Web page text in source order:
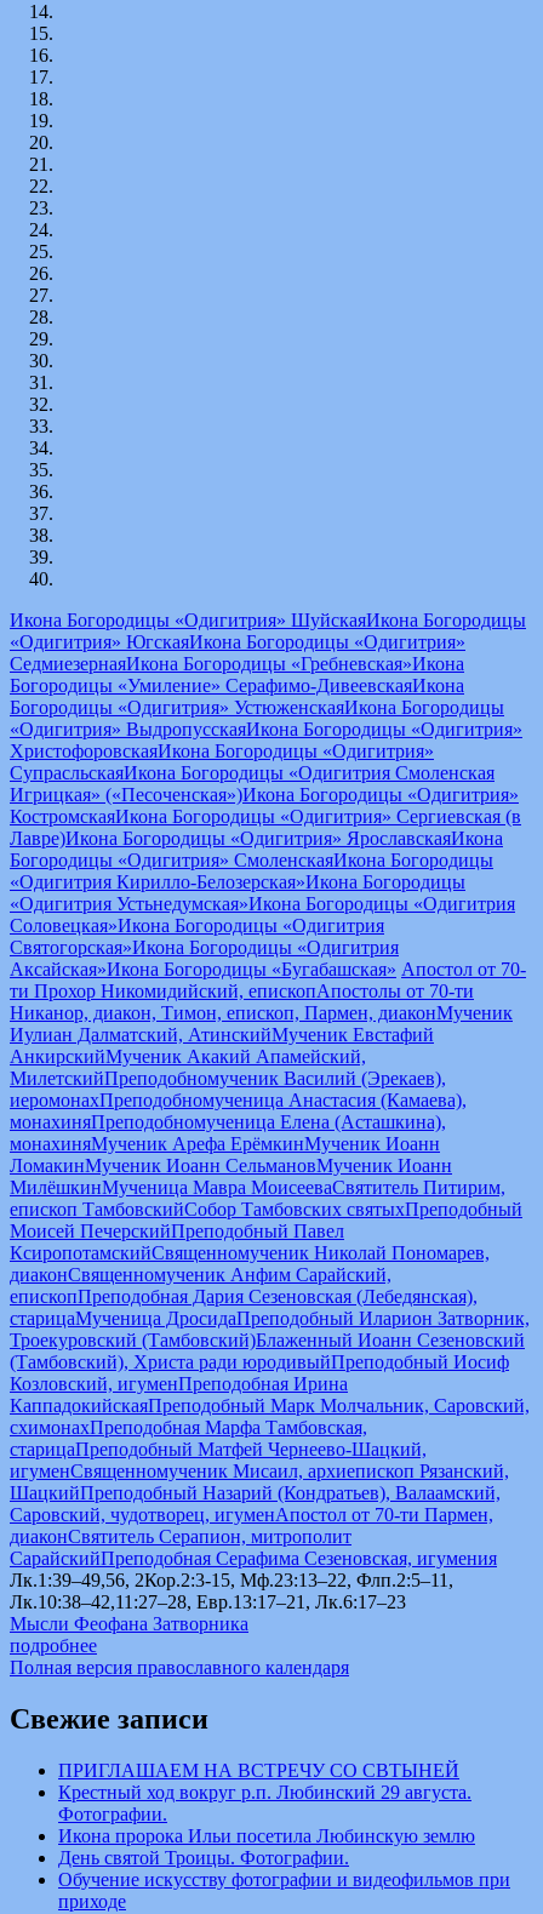
Икона Богородицы «Одигитрия» ШуйскаяИкона Богородицы
«Одигитрия» ЮгскаяИкона Богородицы «Одигитрия»
СедмиезернаяИкона Богородицы «Гребневская»Икона
Богородицы «Умиление» Серафимо-ДивеевскаяИкона
Богородицы «Одигитрия» УстюженскаяИкона Богородицы
«Одигитрия» ВыдропусскаяИкона Богородицы «Одигитрия»
ХристофоровскаяИкона Богородицы «Одигитрия»
СупрасльскаяИкона Богородицы «Одигитрия Смоленская
Игрицкая» («Песоченская»)Икона Богородицы «Одигитрия»
КостромскаяИкона Богородицы «Одигитрия» Сергиевская (в
Лавре)Икона Богородицы «Одигитрия» ЯрославскаяИкона
Богородицы «Одигитрия» СмоленскаяИкона Богородицы
«Одигитрия Кирилло-Белозерская»Икона Богородицы
«Одигитрия Устьнедумская»Икона Богородицы «Одигитрия
Соловецкая»Икона Богородицы «Одигитрия
Святогорская»Икона Богородицы «Одигитрия
Аксайская»Икона Богородицы «Бугабашская» Апостол от 70-
ти Прохор Никомидийский, епископАпостолы от 70-ти
Никанор, диакон, Тимон, епископ, Пармен, диаконМученик
Иулиан Далматский, АтинскийМученик Евстафий
АнкирскийМученик Акакий Апамейский,
МилетскийПреподобномученик Василий (Эрекаев),
иеромонахПреподобномученица Анастасия (Камаева),
монахиняПреподобномученица Елена (Асташкина),
монахиняМученик Арефа ЕрёмкинМученик Иоанн
ЛомакинМученик Иоанн СельмановМученик Иоанн
МилёшкинМученица Мавра МоисееваСвятитель Питирим,
епископ ТамбовскийСобор Тамбовских святыхПреподобный
Моисей ПечерскийПреподобный Павел
КсиропотамскийСвященномученик Николай Пономарев,
диаконСвященномученик Анфим Сарайский,
епископПреподобная Дария Сезеновская (Лебедянская),
старицаМученица ДросидаПреподобный Иларион Затворник,
Троекуровский (Тамбовский)Блаженный Иоанн Сезеновский
(Тамбовский), Христа ради юродивыйПреподобный Иосиф
Козловский, игуменПреподобная Ирина
КаппадокийскаяПреподобный Марк Молчальник, Саровский,
схимонахПреподобная Марфа Тамбовская,
старицаПреподобный Матфей Чернеево-Шацкий,
игуменСвященномученик Мисаил, архиепископ Рязанский,
ШацкийПреподобный Назарий (Кондратьев), Валаамский,
Саровский, чудотворец, игуменАпостол от 70-ти Пармен,
диаконСвятитель Серапион, митрополит
СарайскийПреподобная Серафима Сезеновская, игумения
Лк.1:39–49,56, 2Кор.2:3-15, Мф.23:13–22, Флп.2:5–11,
Лк.10:38–42,11:27–28, Евр.13:17–21, Лк.6:17–23
Мысли Феофана Затворника
подробнее
Полная версия православного календаря
Свежие записи
ПРИГЛАШАЕМ НА ВСТРЕЧУ СО СВТЫНЕЙ
Крестный ход вокруг р.п. Любинский 29 августа.
Фотографии.
Икона пророка Ильи посетила Любинскую землю
День святой Троицы. Фотографии.
Обучение искусству фотографии и видеофильмов при
приходе